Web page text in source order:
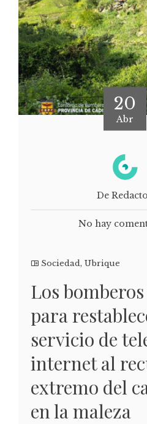
20
Abr
De
No hay
Sociedad, Ubrique
Los
para
servicio de
internet al
extremo del
en la maleza